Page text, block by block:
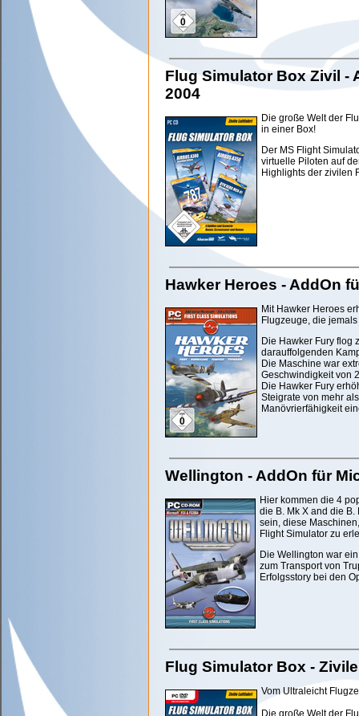
Flug Simulator Box Zivil -
2004
Die große Welt der
in einer Box!
Der MS Flight
virtuelle Piloten auf
Highlights der zivilen
Hawker Heroes - AddOn
Mit Hawker Heroes
Flugzeuge, die
Die Hawker Fury flog
darauffolgenden
Die Maschine war
Geschwindigkeit von
Die Hawker Fury
Steigrate von mehr
Manövrierfähigkeit
Wellington - AddOn für
Hier kommen die 4
die B. Mk X and die
sein, diese
Flight Simulator zu
Die Wellington war
zum Transport von
Erfolgsstory bei den
Flug Simulator Box -
Vom Ultraleicht
Die große Welt der